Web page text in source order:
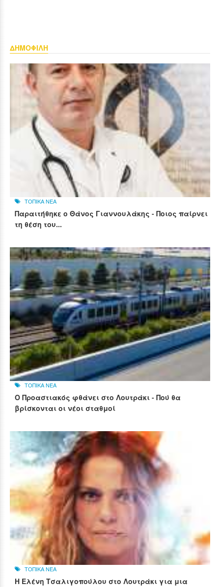
ΔΗΜΟΦΙΛΗ
ΤΟΠΙΚΑ ΝΕΑ
Παραιτήθηκε ο Θάνος Γιαννουλάκης - Ποιος παίρνει
τη θέση του...
ΤΟΠΙΚΑ ΝΕΑ
Ο Προαστιακός φθάνει στο Λουτράκι - Πού θα
βρίσκονται οι νέοι σταθμοί
ΤΟΠΙΚΑ ΝΕΑ
Η Ελένη Τσαλιγοπούλου στο Λουτράκι για μια